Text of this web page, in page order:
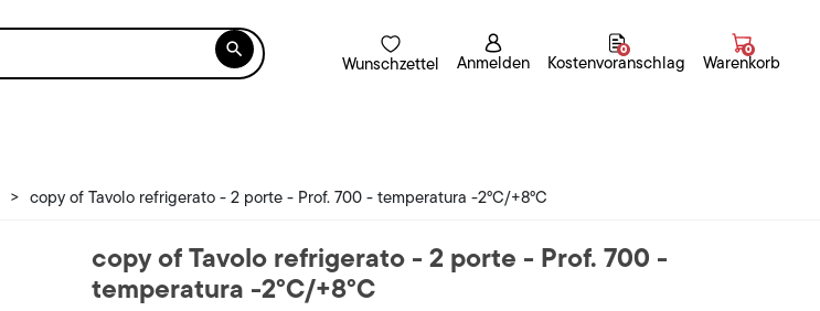

Wunschzettel Anmelden Kostenvoranschlag
0
Warenkorb
0
> copy of Tavolo refrigerato - 2 porte - Prof. 700 - temperatura -2°C/+8°C
copy of Tavolo refrigerato - 2 porte - Prof. 700 -
temperatura -2°C/+8°C